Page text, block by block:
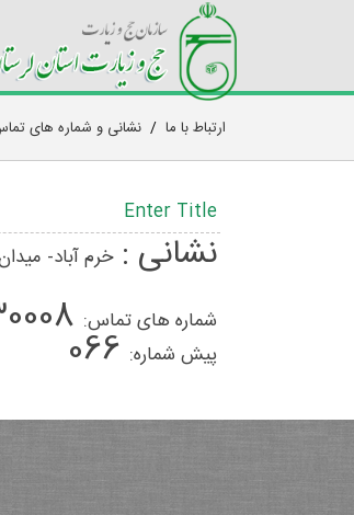
ارتباط با ما / نشانی و شماره های
Enter Title
نشانی :خرم آباد- میدان 22بهمن- بلوار حج- بالاتر از دادگستری- مدیریت حج و زیارت استان
شماره های تماس:
پیش شماره: